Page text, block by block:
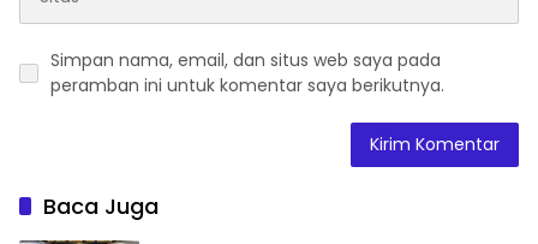
Simpan nama, email, dan situs web saya pada
peramban ini untuk komentar saya berikutnya.
Baca Juga